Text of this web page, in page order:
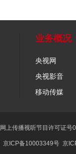
业务概况
央视网
央视影音
移动传媒
网上传播视听节目许可证
京ICP备10003349号 京